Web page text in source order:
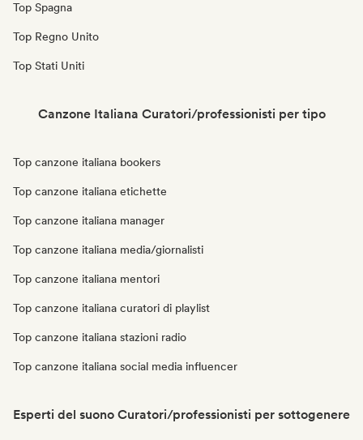
Top Spagna
Top Regno Unito
Top Stati Uniti
Canzone Italiana Curatori/professionisti per tipo
Top canzone italiana bookers
Top canzone italiana etichette
Top canzone italiana manager
Top canzone italiana media/giornalisti
Top canzone italiana mentori
Top canzone italiana curatori di playlist
Top canzone italiana stazioni radio
Top canzone italiana social media influencer
Esperti del suono Curatori/professionisti per sottogenere